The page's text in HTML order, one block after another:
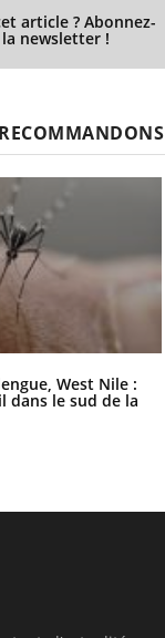
article ? Abonnez-
newsletter !
West Nile :
dans le sud de la